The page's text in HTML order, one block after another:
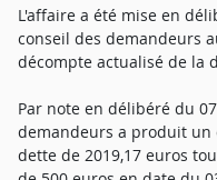
L'affaire a été mise en
conseil des demandeurs
décompte actualisé de la
Par note en délibéré du
demandeurs a produit
dette de 2019,17 euros